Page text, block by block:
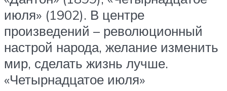
июля» (1902). В центре
произведений – революционный
настрой народа, желание изменить
мир, сделать жизнь лучше.
«Четырнадцатое июля»